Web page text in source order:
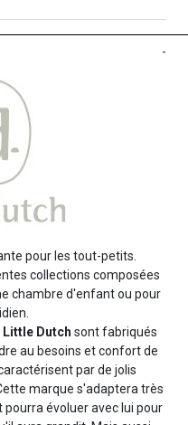
-
pour les tout-petits.
collections composées
chambre d'enfant ou pour
Little Dutch sont fabriqués
au besoins et confort de
par de jolis
marque s'adaptera très
pourra évoluer avec lui pour